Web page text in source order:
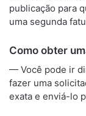
publicação para
uma segunda
Como obter
— Você pode ir
fazer uma
exata e enviá-lo